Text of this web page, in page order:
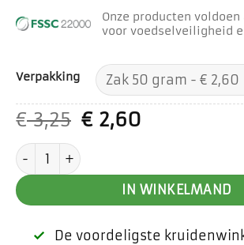
Onze producten
voor voedselveiligheid
Verpakking
€3,25 Oorspronkelijke
prijs
€ 3,25.
€2,60
€ 2,60.
Zeewier zout aantal
IN WINKELMAND
De voordeligste